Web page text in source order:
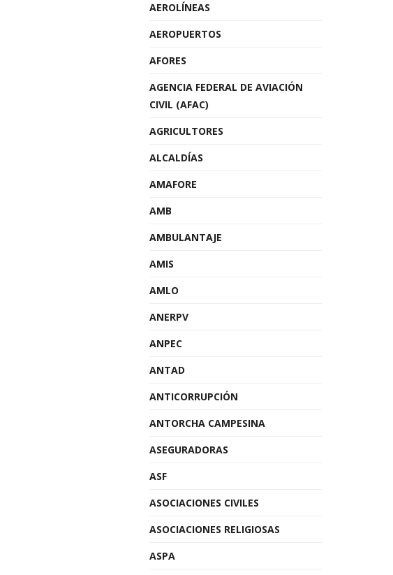
AEROLÍNEAS
AEROPUERTOS
AFORES
AGENCIA FEDERAL DE AVIACIÓN
CIVIL (AFAC)
AGRICULTORES
ALCALDÍAS
AMAFORE
AMB
AMBULANTAJE
AMIS
AMLO
ANERPV
ANPEC
ANTAD
ANTICORRUPCIÓN
ANTORCHA CAMPESINA
ASEGURADORAS
ASF
ASOCIACIONES CIVILES
ASOCIACIONES RELIGIOSAS
ASPA